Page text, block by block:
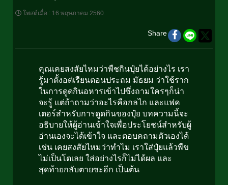
โพสต์เมื่อ : 16 พฤษภาคม 2560
Share
คุณเคยสงสัยไหมว่าพืชกินปุ๋ยได้อย่างไร เรา
รู้มาตั้งอต่เรียนตอนประถม มัธยม ว่าใช้ราก
ในการดูดกินอหารเข้าไปซึ่งถามใครๆก็น่า
จะรู้ แต่ถ้าถามว่าอะไรคือกลไก และแฟค
เตอร์สำหรับการดูดกินของปุ๋ย บทความนี้จะ
อธิบายให้ผู้อ่านเข้าใจเพื่อประโยชน์สำหรับผู้
อ่านเองจะได้เข้าใจ และตอบคถามตัวเองได้
เช่น เคยสงสัยไหมว่าทำไม เราใส่ปุ๋ยแล้วพืข
ไม่เป็นโตเลย ใส่อย่างไรก็ไม่ได้ผล และ
สุดท้ายกลับตายซะอีก เป็นต้น